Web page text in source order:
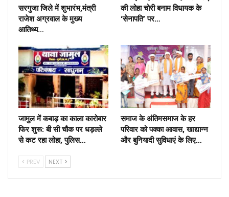
सरगुजा जिले में शुभारंभ,मंत्री
राजेश अग्रवाल के मुख्य
आतिथ्य…
की लोहा चोरी बनाम विधायक के
‘सेनापति’ पर…
जामुल में कबाड़ का काला कारोबार
फिर शुरू: बी सी चौक पर धड़ल्ले
से कट रहा लोहा, पुलिस…
समाज के अंतिमसमाज के हर
परिवार को पक्का आवास, खाद्यान्न
और बुनियादी सुविधाएं के लिए…
PREV NEXT